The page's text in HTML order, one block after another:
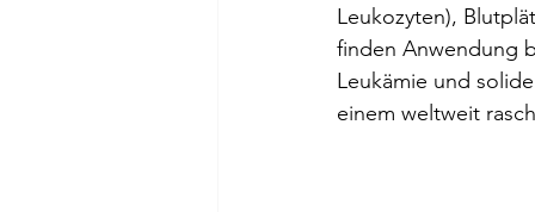
Leukozyten),
finden Anwendung
Leukämie und
einem weltweit